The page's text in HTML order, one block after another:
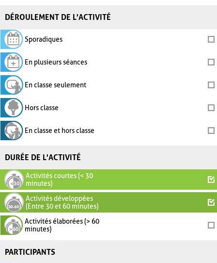
DÉROULEMENT DE L'ACTIVITÉ
Sporadiques
En plusieurs séances
En classe seulement
Hors classe
En classe et hors classe
DURÉE DE L'ACTIVITÉ
Activités courtes (< 30
minutes)
Activités développées
(Entre 30 et 60 minutes)
Activités élaborées (> 60
minutes)
PARTICIPANTS